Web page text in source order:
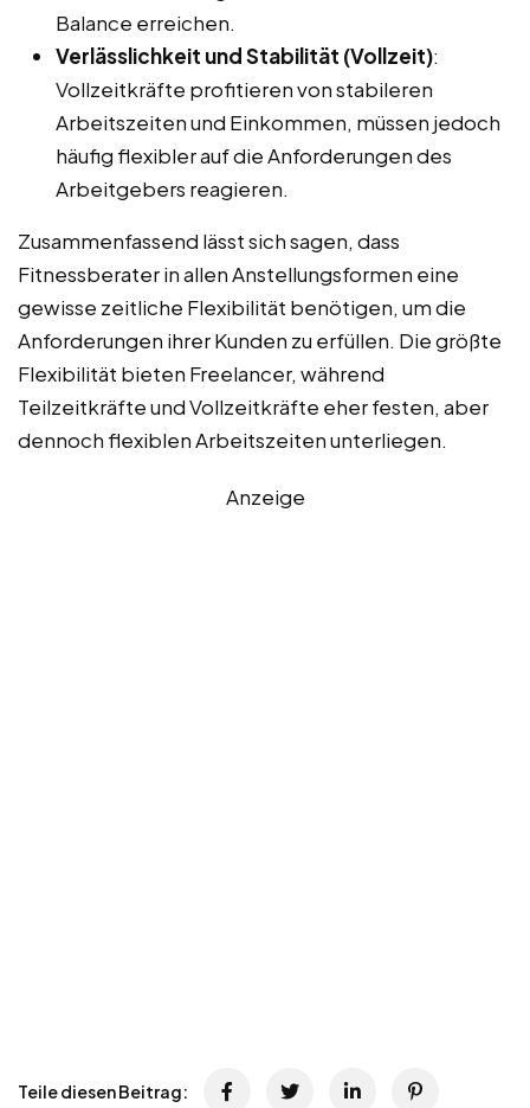
Balance erreichen.
Verlässlichkeit und Stabilität (Vollzeit):
Vollzeitkräfte profitieren von stabileren
Arbeitszeiten und Einkommen, müssen jedoch
häufig flexibler auf die Anforderungen des
Arbeitgebers reagieren.
Zusammenfassend lässt sich sagen, dass
Fitnessberater in allen Anstellungsformen eine
gewisse zeitliche Flexibilität benötigen, um die
Anforderungen ihrer Kunden zu erfüllen. Die größte
Flexibilität bieten Freelancer, während
Teilzeitkräfte und Vollzeitkräfte eher festen, aber
dennoch flexiblen Arbeitszeiten unterliegen.
Anzeige
Teile diesen Beitrag: